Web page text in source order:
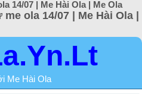
14/07 | Me Hài Ola | Me Ola
ola 14/07 | Me Hài Ola |
Me Hài Ola